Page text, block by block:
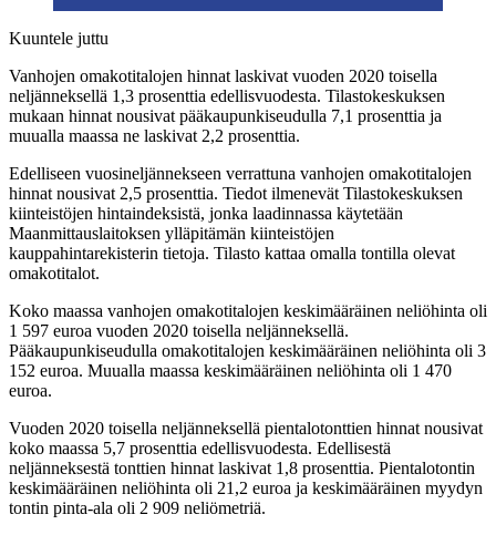
Kuuntele juttu
Vanhojen omakotitalojen hinnat laskivat vuoden 2020 toisella
neljänneksellä 1,3 prosenttia edellisvuodesta. Tilastokeskuksen
mukaan hinnat nousivat pääkaupunkiseudulla 7,1 prosenttia ja
muualla maassa ne laskivat 2,2 prosenttia.
Edelliseen vuosineljännekseen verrattuna vanhojen omakotitalojen
hinnat nousivat 2,5 prosenttia. Tiedot ilmenevät Tilastokeskuksen
kiinteistöjen hintaindeksistä, jonka laadinnassa käytetään
Maanmittauslaitoksen ylläpitämän kiinteistöjen
kauppahintarekisterin tietoja. Tilasto kattaa omalla tontilla olevat
omakotitalot.
Koko maassa vanhojen omakotitalojen keskimääräinen neliöhinta oli
1 597 euroa vuoden 2020 toisella neljänneksellä.
Pääkaupunkiseudulla omakotitalojen keskimääräinen neliöhinta oli 3
152 euroa. Muualla maassa keskimääräinen neliöhinta oli 1 470
euroa.
Vuoden 2020 toisella neljänneksellä pientalotonttien hinnat nousivat
koko maassa 5,7 prosenttia edellisvuodesta. Edellisestä
neljänneksestä tonttien hinnat laskivat 1,8 prosenttia. Pientalotontin
keskimääräinen neliöhinta oli 21,2 euroa ja keskimääräinen myydyn
tontin pinta-ala oli 2 909 neliömetriä.